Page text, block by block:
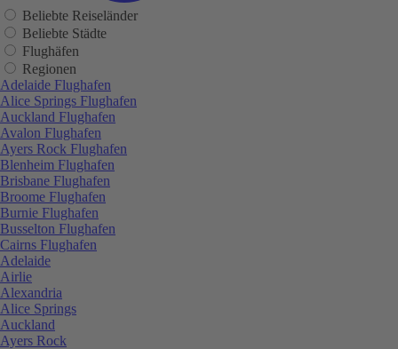
Beliebte Reiseländer
Beliebte Städte
Flughäfen
Regionen
Adelaide Flughafen
Alice Springs Flughafen
Auckland Flughafen
Avalon Flughafen
Ayers Rock Flughafen
Blenheim Flughafen
Brisbane Flughafen
Broome Flughafen
Burnie Flughafen
Busselton Flughafen
Cairns Flughafen
Adelaide
Airlie
Alexandria
Alice Springs
Auckland
Ayers Rock